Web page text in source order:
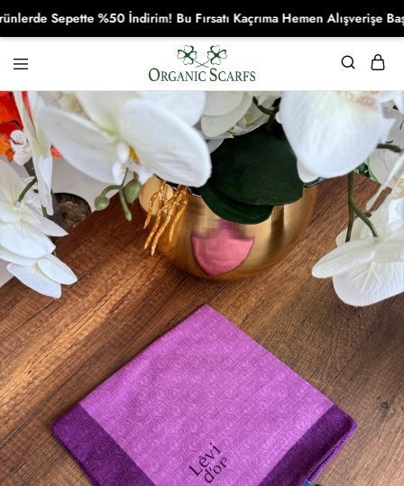
Organikscarf
Sepette %50 İndirim! Bu Fırsatı Kaçrıma Hemen Alışverişe Başla!